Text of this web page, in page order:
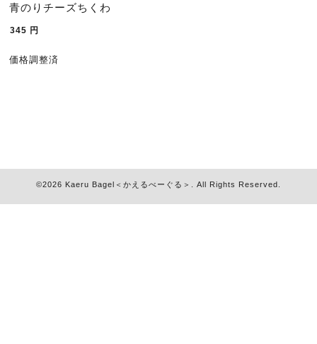
青のりチーズちくわ
345 円
価格調整済
©2026 Kaeru Bagel＜かえるべーぐる＞ . All Rights Reserved.